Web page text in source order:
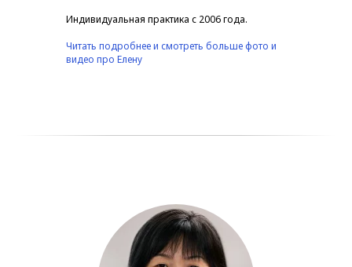
Индивидуальная практика с 2006 года.
Читать подробнее и смотреть больше фото и
видео про Елену